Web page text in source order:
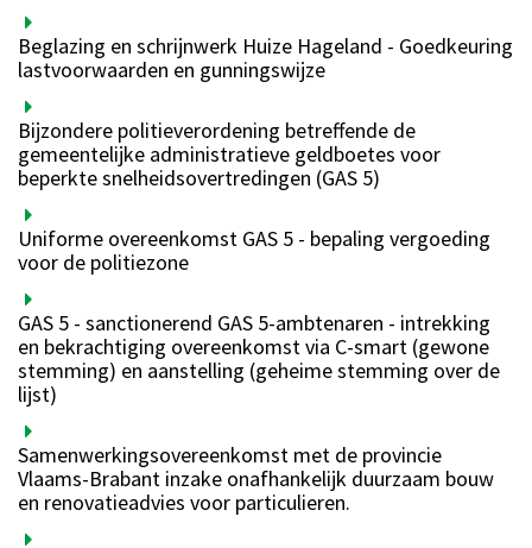
Beglazing en schrijnwerk Huize Hageland - Goedkeuring
lastvoorwaarden en gunningswijze
Bijzondere politieverordening betreffende de
gemeentelijke administratieve geldboetes voor
beperkte snelheidsovertredingen (GAS 5)
Uniforme overeenkomst GAS 5 - bepaling vergoeding
voor de politiezone
GAS 5 - sanctionerend GAS 5-ambtenaren - intrekking
en bekrachtiging overeenkomst via C-smart (gewone
stemming) en aanstelling (geheime stemming over de
lijst)
Samenwerkingsovereenkomst met de provincie
Vlaams-Brabant inzake onafhankelijk duurzaam bouw
en renovatieadvies voor particulieren.